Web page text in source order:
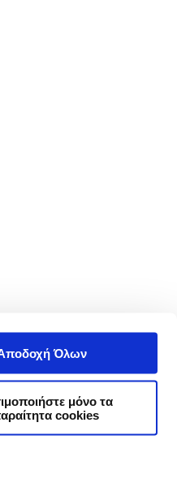
Όλων
μόνο τα
cookies